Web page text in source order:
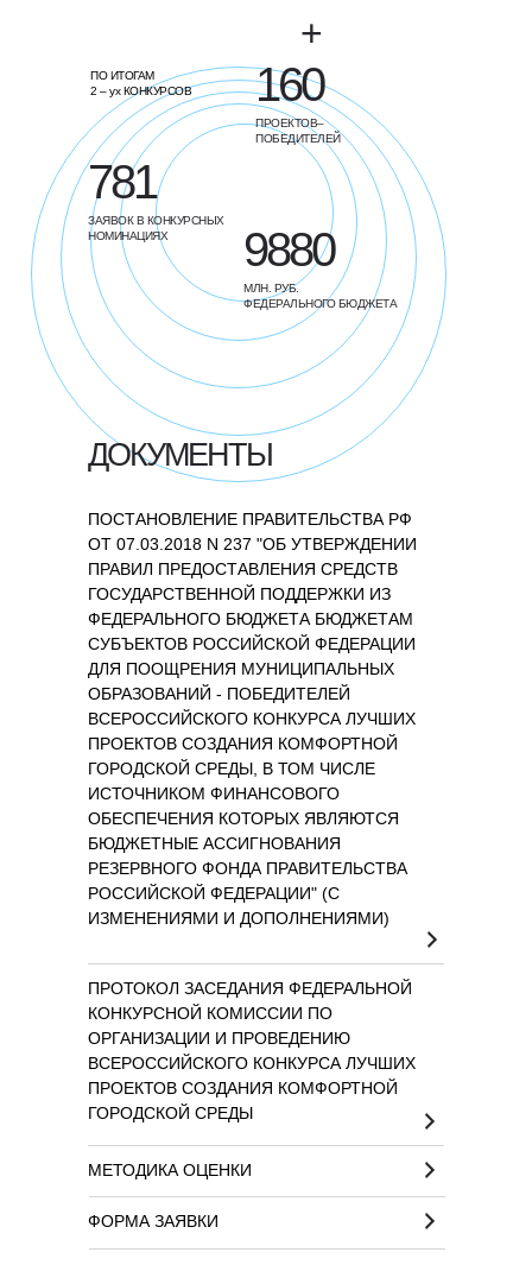
+
160
ПРОЕКТОВ–
ПОБЕДИТЕЛЕЙ
781
ЗАЯВОК В КОНКУРСНЫХ
НОМИНАЦИЯХ
9880
МЛН. РУБ.
ФЕДЕРАЛЬНОГО БЮДЖЕТА
ПО ИТОГАМ
2 – ух КОНКУРСОВ
ПРОТОКОЛ ЗАСЕДАНИЯ ФЕДЕРАЛЬНОЙ
КОНКУРСНОЙ КОМИССИИ ПО
ОРГАНИЗАЦИИ И ПРОВЕДЕНИЮ
ВСЕРОССИЙСКОГО КОНКУРСА ЛУЧШИХ
ПРОЕКТОВ СОЗДАНИЯ КОМФОРТНОЙ
ГОРОДСКОЙ СРЕДЫ
МЕТОДИКА ОЦЕНКИ
ФОРМА ЗАЯВКИ
ДОКУМЕНТЫ
ПОСТАНОВЛЕНИЕ ПРАВИТЕЛЬСТВА РФ
ОТ 07.03.2018 N 237 "ОБ УТВЕРЖДЕНИИ
ПРАВИЛ ПРЕДОСТАВЛЕНИЯ СРЕДСТВ
ГОСУДАРСТВЕННОЙ ПОДДЕРЖКИ ИЗ
ФЕДЕРАЛЬНОГО БЮДЖЕТА БЮДЖЕТАМ
СУБЪЕКТОВ РОССИЙСКОЙ ФЕДЕРАЦИИ
ДЛЯ ПООЩРЕНИЯ МУНИЦИПАЛЬНЫХ
ОБРАЗОВАНИЙ - ПОБЕДИТЕЛЕЙ
ВСЕРОССИЙСКОГО КОНКУРСА ЛУЧШИХ
ПРОЕКТОВ СОЗДАНИЯ КОМФОРТНОЙ
ГОРОДСКОЙ СРЕДЫ, В ТОМ ЧИСЛЕ
ИСТОЧНИКОМ ФИНАНСОВОГО
ОБЕСПЕЧЕНИЯ КОТОРЫХ ЯВЛЯЮТСЯ
БЮДЖЕТНЫЕ АССИГНОВАНИЯ
РЕЗЕРВНОГО ФОНДА ПРАВИТЕЛЬСТВА
РОССИЙСКОЙ ФЕДЕРАЦИИ" (С
ИЗМЕНЕНИЯМИ И ДОПОЛНЕНИЯМИ)